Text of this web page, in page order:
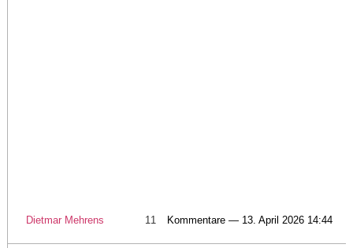
Dietmar Mehrens 11 Kommentare — 13. April 2026 14:44